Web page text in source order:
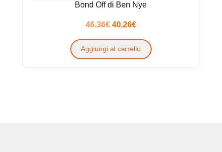
opzioni
possono
scelte
Bond Off di Ben Nye
46,36€ Il
prezzo
originale
40,26€Il
prezzo
attuale
Aggiungi al carrello